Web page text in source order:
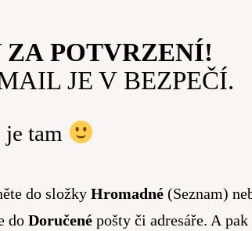
POTVRZENÍ!
JE V BEZPEČÍ.
tam
do složky Hromadné (Seznam)
do Doručené pošty či adresáře. A